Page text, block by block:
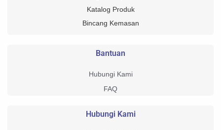
Katalog Produk
Bincang Kemasan
Bantuan
Hubungi Kami
FAQ
Hubungi Kami